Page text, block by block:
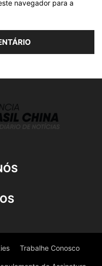
navegador para a
Trabalhe Conosco